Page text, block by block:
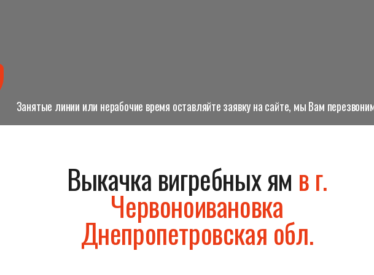
Занятые линии или нерабочие время оставляйте заявку на сайте, мы Вам
Выкачка вигребных ям в г.
Червоноивановка
Днепропетровская обл.